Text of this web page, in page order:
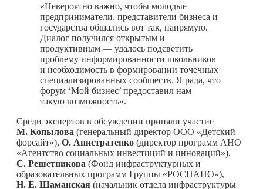
«Невероятно важно, чтобы молодые
предприниматели, представители бизнеса и
государства общались вот так, напрямую.
Диалог получился открытым и
продуктивным — удалось подсветить
проблему информированности школьников
и необходимость в формировании точечных
специализированных сообществ. Я рада, что
форум ‘Мой бизнес’ предоставил нам
такую возможность».
Среди экспертов в обсуждении приняли участие
М. Копылова (генеральный директор ООО «Детский
форсайт»), О. Анистратенко (директор программ АНО
«Агентство социальных инвестиций и инноваций»),
С. Решетникова (Фонд инфраструктурных и
образовательных программ Группы «РОСНАНО»),
Н. Е. Шаманская (начальник отдела инфраструктуры